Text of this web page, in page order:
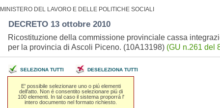
MINISTERO DEL LAVORO E DELLE POLITICHE SOCIALI
DECRETO 13 ottobre 2010
Ricostituzione della commissione provinciale cassa
per la provincia di Ascoli Piceno. (10A13198) (GU n.261 del
SELEZIONA TUTTI DESELEZIONA TUTTI
E' possibile selezionare uno o piú elementi
dell'atto. Non é consentito selezionare piú di
100 elementi. In tal caso il sistema proporrá l'
intero documento nel formato richiesto.